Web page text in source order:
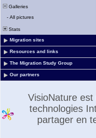
Galleries
- All pictures
Stats
Migration sites
Resources and links
The Migration Study Group
Our partners
VisioNature
technologies
partager en